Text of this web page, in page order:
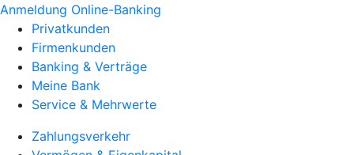
Anmeldung Online-Banking
Privatkunden
Firmenkunden
Banking & Verträge
Meine Bank
Service & Mehrwerte
Zahlungsverkehr